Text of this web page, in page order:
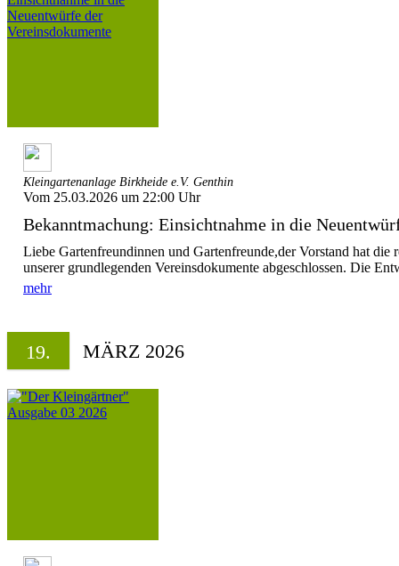
Kleingartenanlage Birkheide e.V. Genthin
Vom 25.03.2026 um 22:00 Uhr
Bekanntmachung: Einsichtnahme in die
Liebe Gartenfreundinnen und Gartenfreunde,der Vorstand hat die
unserer grundlegenden Vereinsdokumente abgeschlossen. Die
mehr
19. MÄRZ 2026